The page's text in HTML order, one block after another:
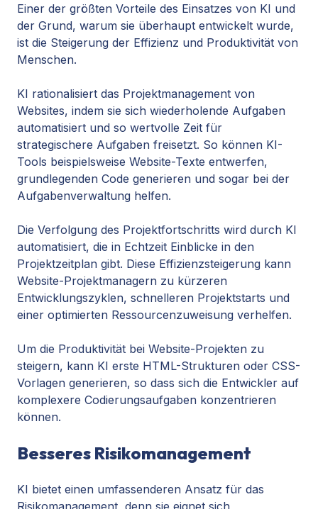
Einer der größten Vorteile des Einsatzes von KI und
der Grund, warum sie überhaupt entwickelt wurde,
ist die Steigerung der Effizienz und Produktivität von
Menschen.
KI rationalisiert das Projektmanagement von
Websites, indem sie sich wiederholende Aufgaben
automatisiert und so wertvolle Zeit für
strategischere Aufgaben freisetzt. So können KI-
Tools beispielsweise Website-Texte entwerfen,
grundlegenden Code generieren und sogar bei der
Aufgabenverwaltung helfen.
Die Verfolgung des Projektfortschritts wird durch KI
automatisiert, die in Echtzeit Einblicke in den
Projektzeitplan gibt. Diese Effizienzsteigerung kann
Website-Projektmanagern zu kürzeren
Entwicklungszyklen, schnelleren Projektstarts und
einer optimierten Ressourcenzuweisung verhelfen.
Um die Produktivität bei Website-Projekten zu
steigern, kann KI erste HTML-Strukturen oder CSS-
Vorlagen generieren, so dass sich die Entwickler auf
komplexere Codierungsaufgaben konzentrieren
können.
Besseres Risikomanagement
KI bietet einen umfassenderen Ansatz für das
Risikomanagement, denn sie eignet sich